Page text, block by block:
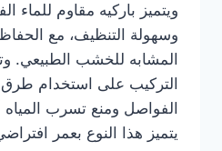
ويتميز باركيه مقاوم للماء
وسهولة التنظيف، مع
المشابه للخشب
التركيب على استخدام
الفواصل ومنع تسرب
يتميز هذا النوع بعمر